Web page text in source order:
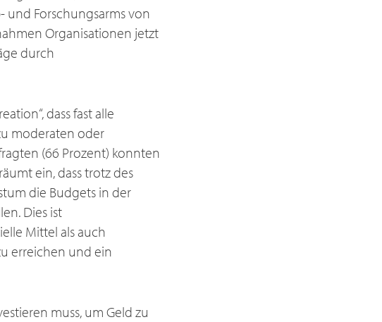
und Forschungsarms von
Organisationen jetzt
durch
dass fast alle
moderaten oder
(66 Prozent) konnten
ein, dass trotz des
die Budgets in der
Dies ist
Mittel als auch
erreichen und ein
muss, um Geld zu